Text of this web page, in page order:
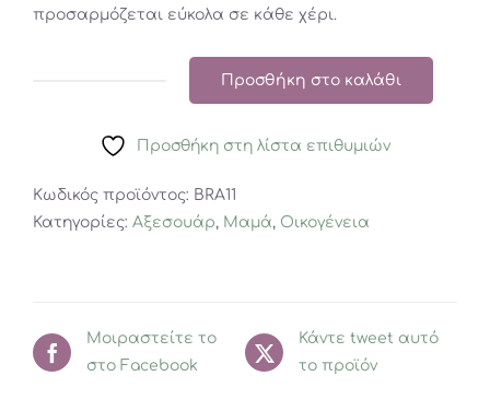
προσαρμόζεται εύκολα σε κάθε χέρι.
Με
Κίτρινο
Φόντο
Προσθήκη στο καλάθι
Προσθήκη στη λίστα επιθυμιών
Κωδικός προϊόντος: BRA11
Κατηγορίες: Αξεσουάρ, Μαμά, Οικογένεια
Μοιραστείτε το
στο Facebook
Κάντε tweet αυτό
το προϊόν